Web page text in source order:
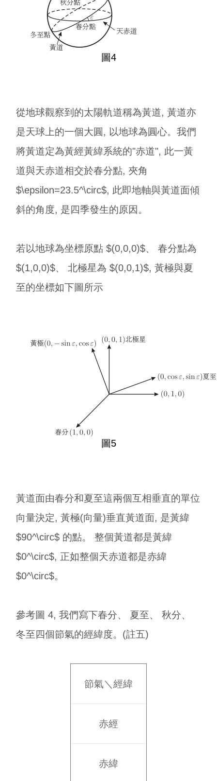
圖4
從地球觀察到的太陽軌道稱為黃道, 黃道亦
是天球上的一個大圓, 以地球為圓心。我們
將黃道定為黃經黃緯系統的"赤道", 此一黃
道與天赤道相交於春分點, 夾角
$\epsilon=23.5^\circ$, 此即地軸與黃道面傾
斜的角度, 是四季發生的原因。
若以地球為坐標原點 $(0,0,0)$、 春分點為
$(1,0,0)$、 北極星為 $(0,0,1)$, 黃極與夏
至的坐標如下圖所示
圖5
黃道面由春分和夏至這兩個互相垂直的單位
向量決定, 黃極(向量)垂直黃道面, 是黃緯
$90^\circ$ 的點。 整個黃道都是黃緯
$0^\circ$, 正如整個天赤道都是赤緯
$0^\circ$。
參考圖 4, 我們寫下春分、 夏至、 秋分、
冬至四個節氣的經緯度。(註五)
節氣＼經緯
赤經
赤緯